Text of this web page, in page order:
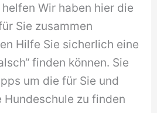
Wir haben hier die
Sie zusammen
Hilfe Sie sicherlich eine
finden können. Sie
um die für Sie und
Hundeschule zu finden